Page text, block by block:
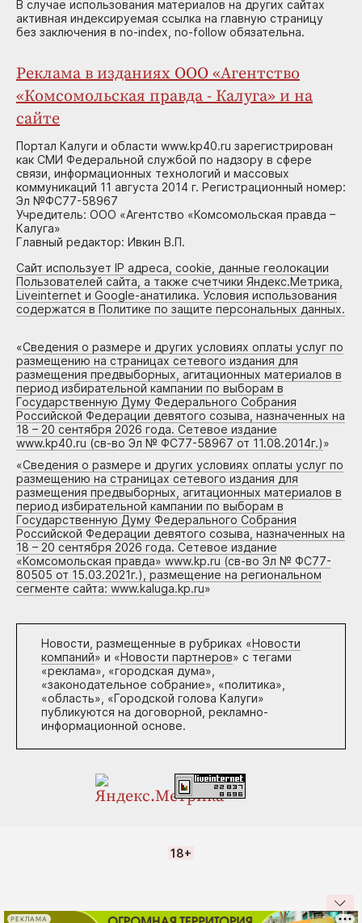
В случае использования материалов на других сайтах
активная индексируемая ссылка на главную страницу
без заключения в no-index, no-follow обязательна.
Реклама в изданиях ООО «Агентство
«Комсомольская правда - Калуга» и на
сайте
Портал Калуги и области www.kp40.ru зарегистрирован
как СМИ Федеральной службой по надзору в сфере
связи, информационных технологий и массовых
коммуникаций 11 августа 2014 г. Регистрационный номер:
Эл №ФС77-58967
Учредитель: ООО «Агентство «Комсомольская правда –
Калуга»
Главный редактор: Ивкин В.П.
Сайт использует IP адреса, cookie, данные геолокации
Пользователей сайта, а также счетчики Яндекс.Метрика,
Liveinternet и Google-анатилика. Условия использования
содержатся в Политике по защите персональных данных.
«Сведения о размере и других условиях оплаты услуг по
размещению на страницах сетевого издания для
размещения предвыборных, агитационных материалов в
период избирательной кампании по выборам в
Государственную Думу Федерального Собрания
Российской Федерации девятого созыва, назначенных на
18 – 20 сентября 2026 года. Сетевое издание
www.kp40.ru (св-во Эл № ФС77-58967 от 11.08.2014г.)»
«Сведения о размере и других условиях оплаты услуг по
размещению на страницах сетевого издания для
размещения предвыборных, агитационных материалов в
период избирательной кампании по выборам в
Государственную Думу Федерального Собрания
Российской Федерации девятого созыва, назначенных на
18 – 20 сентября 2026 года. Сетевое издание
«Комсомольская правда» www.kp.ru (св-во Эл № ФС77-
80505 от 15.03.2021г.), размещение на региональном
сегменте сайта: www.kaluga.kp.ru»
Новости, размещенные в рубриках «Новости
компаний» и «Новости партнеров» с тегами
«реклама», «городская дума»,
«законодательное собрание», «политика»,
«область», «Городской голова Калуги»
публикуются на договорной, рекламно-
информационной основе.
18+
РЕКЛАМА